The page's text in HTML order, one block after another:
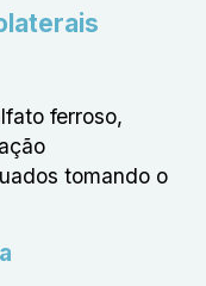
ferroso,
tomando o